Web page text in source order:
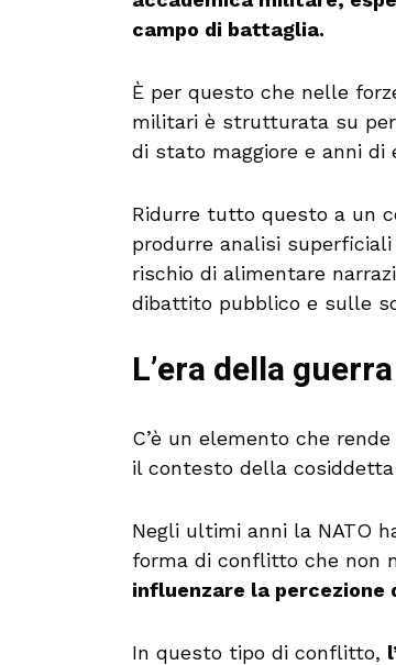
campo di battaglia.
È per questo che nelle
militari è strutturata su
di stato maggiore e anni di
Ridurre tutto questo a un
produrre analisi
rischio di alimentare
dibattito pubblico e sulle
L’era della
C’è un elemento che
il contesto della cosiddetta
Negli ultimi anni la NATO
forma di conflitto che non
influenzare la
In questo tipo di conflitto,